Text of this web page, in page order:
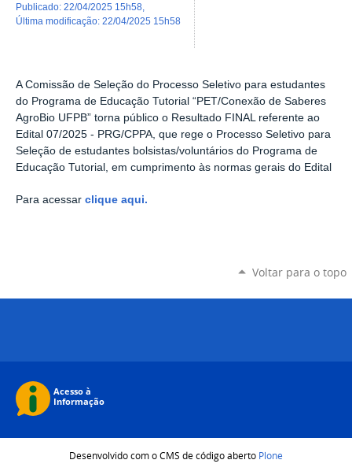
publicado: 22/04/2025 15h58
última modificação: 22/04/2025 15h58
A Comissão de Seleção do Processo Seletivo para estudantes
do Programa de Educação Tutorial “PET/Conexão de Saberes
AgroBio UFPB” torna público o Resultado FINAL referente ao
Edital 07/2025 - PRG/CPPA, que rege o Processo Seletivo para
Seleção de estudantes bolsistas/voluntários do Programa de
Educação Tutorial, em cumprimento às normas gerais do Edital
Para acessar clique aqui.
Voltar para o topo
Desenvolvido com o CMS de código aberto Plone